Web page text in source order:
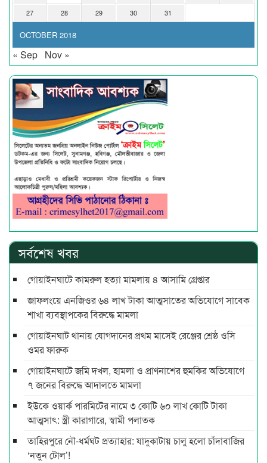
OCTOBER 2018
27
28 29 30 31
« Sep Nov »
সর্বশেষ খবর
গোয়াইনঘাটে কামরুল হত্যা মামলায় ৪ আসামি গ্রেপ্তার
জাফলংয়ে এনজিওর ৬৪ লাখ টাকা আত্মসাতের অভিযোগে সাবেক
শাখা ব্যবস্থাপকের বিরুদ্ধে মামলা
গোয়াইনঘাট থানায় যোগদানের প্রথম মাসেই রেঞ্জের শ্রেষ্ঠ ওসি
ওমর ফারুক
গোয়াইনঘাটে জমি দখল, হামলা ও প্রাণনাশের হুমকির অভিযোগে
৭ জনের বিরুদ্ধে আদালতে মামলা
ইউকে ওয়ার্ক পারমিটের নামে ৩ কোটি ৬০ লাখ কোটি টাকা
আত্মসাৎ: স্ত্রী কারাগারে, স্বামী পলাতক
তাহিরপুরে নৌ-ধর্মঘট প্রত্যাহার: যাদুকাটায় চালু হলো চাঁদাবাজির
‘নতুন টোল’!